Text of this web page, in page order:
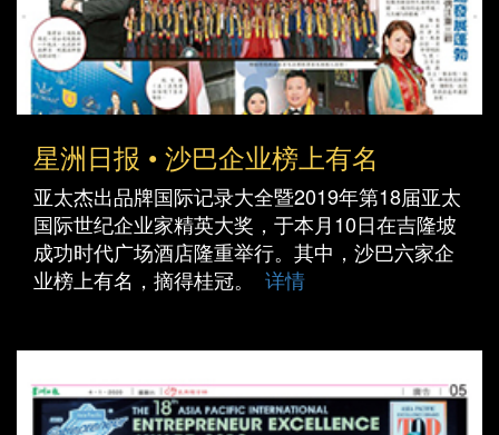
星洲日报 • 沙巴企业榜上有名
亚太杰出品牌国际记录大全暨2019年第18届亚太
国际世纪企业家精英大奖，于本月10日在吉隆坡
成功时代广场酒店隆重举行。其中，沙巴六家企
业榜上有名，摘得桂冠。
详情